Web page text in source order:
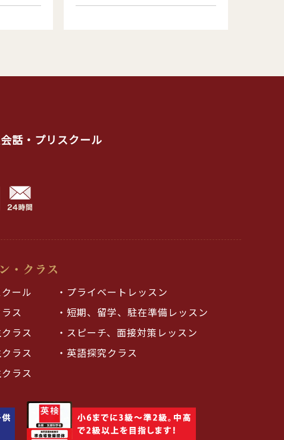
話・プリスクール
ール
ス
ラス
ラス
ラス
・プライベートレッスン
・短期、留学、駐在準備レッスン
・スピーチ、面接対策レッスン
・英語探究クラス